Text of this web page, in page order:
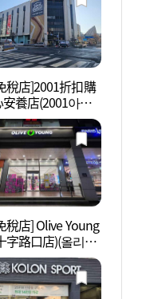
稅店]2001折扣購
養店(2001아울
점)
稅店] Olive Young
字路口店)(올리브
사거리점)